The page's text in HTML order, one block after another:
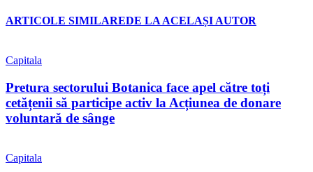
ARTICOLE SIMILAREDE LA ACELAȘI AUTOR
Capitala
Pretura sectorului Botanica face apel către toți
cetățenii să participe activ la Acțiunea de donare
voluntară de sânge
Capitala